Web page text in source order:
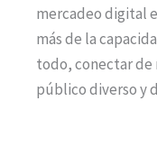
mercadeo digital
más de la
todo, conectar de
público diverso y